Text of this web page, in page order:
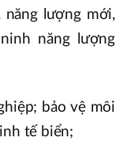
năng lượng mới,
năng lượng
bảo vệ môi
tế biển;